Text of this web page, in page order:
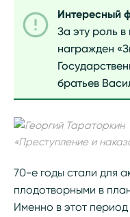
Интересный
За эту роль
награжден
братьев
«Преступление и
70-е годы стали для
плодотворными в
Именно в этот